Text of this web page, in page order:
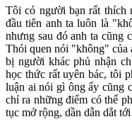
Tôi có người bạn rất thích
đầu tiên anh ta luôn là
nhưng sau đó anh ta cũng
Thói quen nói "không" của
bị người khác phủ nhận
học thức rất uyên bác, tôi
luận ai nói gì ông ấy cũng
chỉ ra những điểm có thể
tục mở rộng, dần dẫn dắt